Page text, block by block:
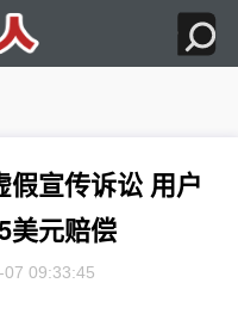
宣传诉讼 用户
美元赔偿
07 09:33:45